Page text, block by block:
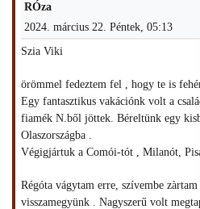
RÓza
2024. március 22. Péntek, 05:13
Szia Viki
örömmel fedeztem fel , hogy te is
Egy fantasztikus vakációnk volt a
fiamék N.ből jöttek. Béreltünk egy
Olaszországba .
Végigjártuk a Comói-tót , Milanót,
Régóta vágytam erre, szívembe
visszamegyünk . Nagyszerű volt